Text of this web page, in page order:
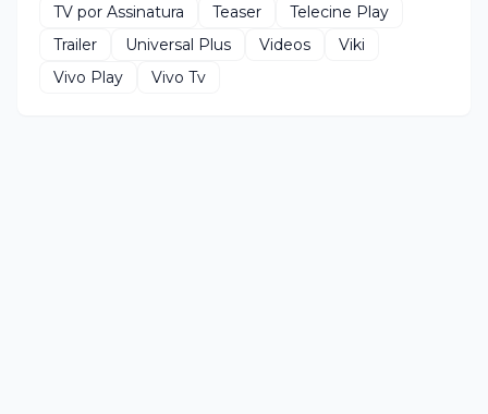
TV por Assinatura
Teaser
Telecine Play
Trailer
Universal Plus Videos
Viki
Vivo Play
Vivo Tv